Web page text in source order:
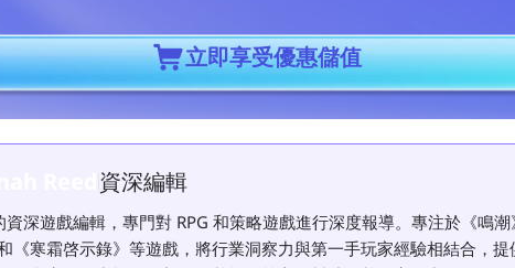
立即享受優惠儲值
資深編輯
資深遊戲編輯，專門對 RPG 和策略遊戲進行深度報導。專注於《鳴
《寒霜啓示錄》等遊戲，將行業洞察力與第一手玩家經驗相結合，